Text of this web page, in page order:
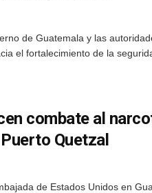
de Guatemala y las
el fortalecimiento de la
combate al
Quetzal
de Estados Unidos en